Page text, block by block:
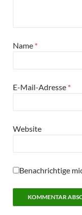
Name *
E-Mail-Adresse *
Website
Benachrichtige